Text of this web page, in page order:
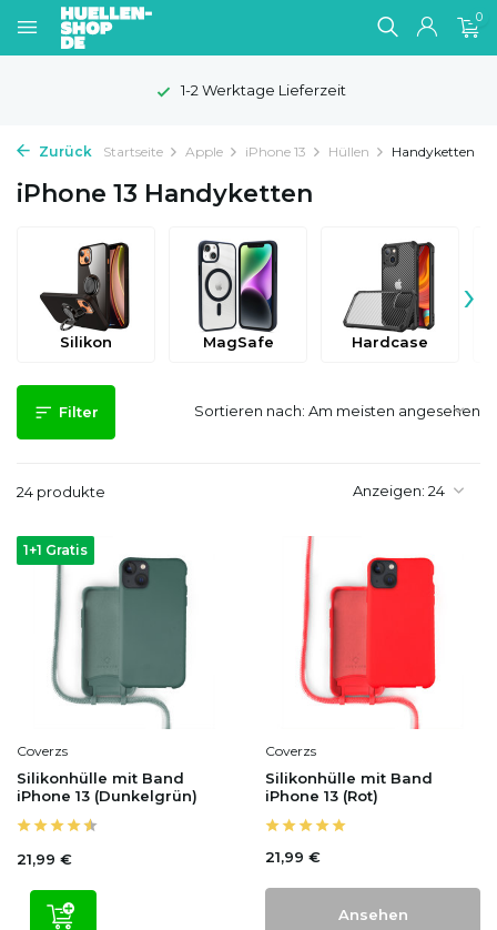
0
1-2 Werktage Lieferzeit
Zurück Startseite Apple iPhone 13 Hüllen Handyketten
iPhone 13 Handyketten
Silikon MagSafe Hardcase
›
Filter
24 produkte Anzeigen:
Sortieren nach:
1+1 Gratis
Coverzs
Silikonhülle mit Band
iPhone 13 (Dunkelgrün)
21,99 €
Coverzs
Silikonhülle mit Band
iPhone 13 (Rot)
21,99 €
Ansehen